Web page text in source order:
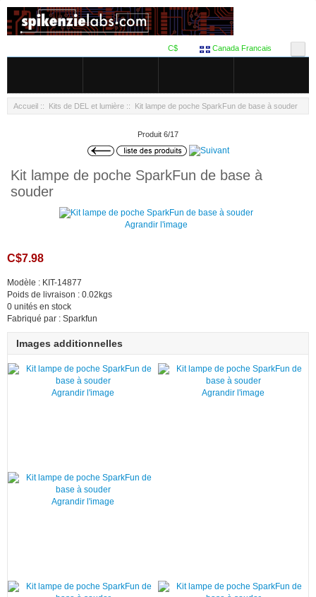
Canada Francais
C$
Accueil :: Kits de DEL et lumière :: Kit lampe de poche SparkFun de base à souder
Produit 6/17
Kit lampe de poche SparkFun de base à
souder
Agrandir l'image
C$7.98
Modèle : KIT-14877
Poids de livraison : 0.02kgs
0 unités en stock
Fabriqué par : Sparkfun
Images additionnelles
Agrandir l'image Agrandir l'image
Agrandir l'image